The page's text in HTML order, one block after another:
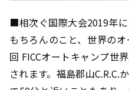
■相次ぐ国際大会2019年
もちろんのこと、世界の
回 FICCオートキャンプ世
されます。福島郡山C.R.C.